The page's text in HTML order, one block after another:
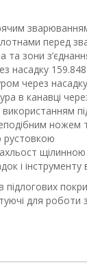
перед
та зони
насадку 159.848
через
в канавці
ножем
рустовкою
і інструменту
для роботи